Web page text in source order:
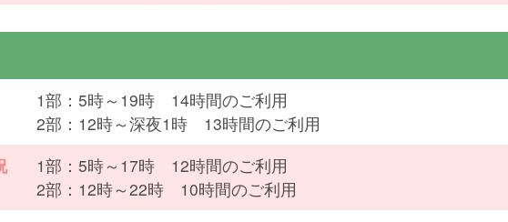
1部：5時～19時 14時間のご利用
2部：12時～深夜1時 13時間のご利用
1部：5時～17時 12時間のご利用
2部：12時～22時 10時間のご利用